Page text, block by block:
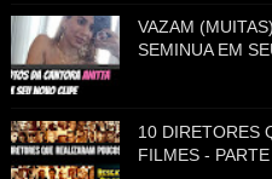
VAZAM
SEMINUA EM
10 DIRETORES
FILMES - PARTE